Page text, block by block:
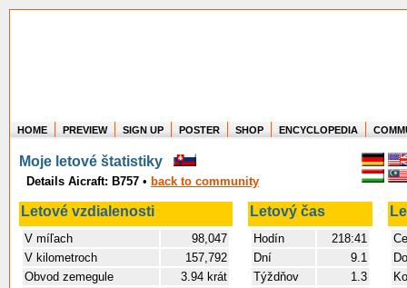
Where in the world have you flown?
How long have you been in the air?
Create your own FlightMemory and see!
HOME PREVIEW SIGN UP POSTER SHOP ENCYCLOPEDIA
Moje letové štatistiky
Details Aicraft: B757 • back to community
Letové vzdialenosti Letový čas
V míľach
98,047
V kilometroch
157,792
Obvod zemegule
3.94 krát
Hodín
218:41
Dní
9.1
Týždňov
1.3